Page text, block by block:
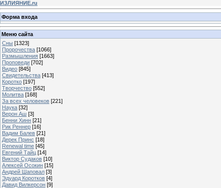
ИЗЛИЯНИЕ.ru
Форма входа
Меню сайта
Сны [1323]
Пророчества [1066]
Размышления [1663]
Проповеди [702]
Видео [845]
Свидетельства [413]
Коротко [197]
Творчество [552]
Молитва [168]
За всех человеков [221]
Наука [32]
Верон Аш [3]
Бенни Хинн [21]
Рик Реннер [16]
Вадим Балев [21]
Дерек Принс [18]
Renewal time [45]
Евгений Тайц [14]
Виктор Судаков [10]
Алексей Осокин [15]
Андрей Шаповал [3]
Эдуард Коротков [4]
Давид Вилкерсон [9]